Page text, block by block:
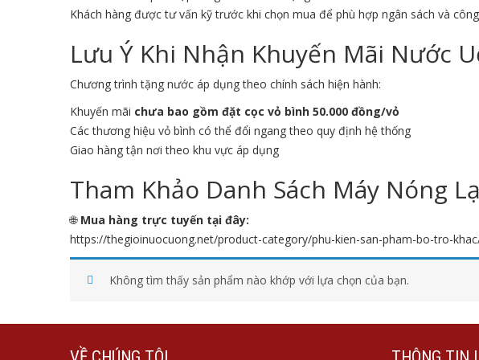
Khách hàng được tư vấn kỹ trước khi chọn mua để phù hợp ngân sách và
Lưu Ý Khi Nhận Khuyến Mãi Nước
Chương trình tặng nước áp dụng theo chính sách hiện hành:
Khuyến mãi chưa bao gồm đặt cọc vỏ bình 50.000 đồng/vỏ
Các thương hiệu vỏ bình có thể đổi ngang theo quy định hệ thống
Giao hàng tận nơi theo khu vực áp dụng
Tham Khảo Danh Sách Máy Nóng
🌐 Mua hàng trực tuyến tại đây:
https://thegioinuocuong.net/product-category/phu-kien-san-pham-bo-tro-
Không tìm thấy sản phẩm nào khớp với lựa chọn của bạn.